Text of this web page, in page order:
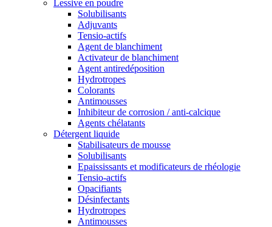
Lessive en poudre
Solubilisants
Adjuvants
Tensio-actifs
Agent de blanchiment
Activateur de blanchiment
Agent antiredéposition
Hydrotropes
Colorants
Antimousses
Inhibiteur de corrosion / anti-calcique
Agents chélatants
Détergent liquide
Stabilisateurs de mousse
Solubilisants
Epaississants et modificateurs de rhéologie
Tensio-actifs
Opacifiants
Désinfectants
Hydrotropes
Antimousses